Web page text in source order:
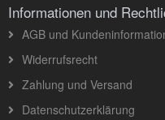
Informationen und
AGB und
Widerrufsrecht
Zahlung und Versand
Datenschutzerklärung